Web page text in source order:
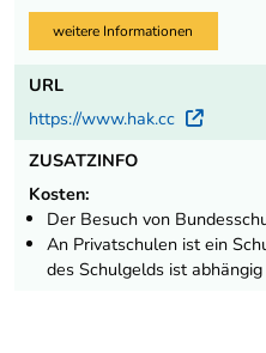
weitere Informationen
URL
https://www.hak.cc
ZUSATZINFO
Kosten:
Der Besuch von
An Privatschulen ist ein
des Schulgelds ist